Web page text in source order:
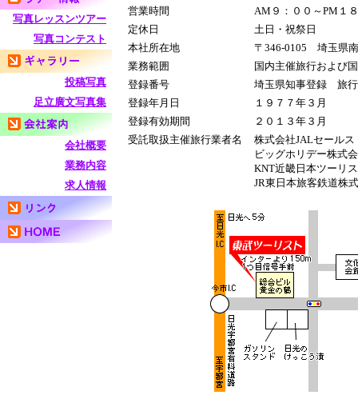
写真レッスンツアー
写真コンテスト
投稿写真
足立廣文写真集
会社概要
業務内容
求人情報
営業時間
AM９：００～PM１
定休日
土日・祝祭日
本社所在地
〒346-0105 埼玉県
業務範囲
国内主催旅行および
登録番号
埼玉県知事登録 旅
登録年月日
１９７７年３月
登録有効期間
２０１３年３月
受託取扱主催旅行業者名
株式会社JALセール
ビッグホリデー株式
KNT近畿日本ツーリ
JR東日本旅客鉄道株